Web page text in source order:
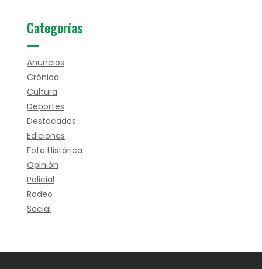
Categorías
Anuncios
Crónica
Cultura
Deportes
Destacados
Ediciones
Foto Histórica
Opinión
Policial
Rodeo
Social